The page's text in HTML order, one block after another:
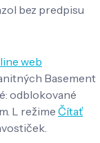
bez predpisu
web
Basement
odblokované
L režimeČítať